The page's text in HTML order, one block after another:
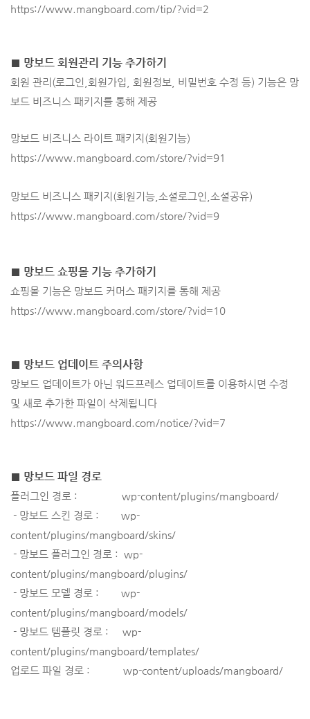
https://www.mangboard.com/tip/?vid=2
■ 망보드 회원관리 기능 추가하기
회원 관리(로그인,회원가입, 회원정보, 비밀번호 수정 등) 기능은 망
보드 비즈니스 패키지를 통해 제공
망보드 비즈니스 라이트 패키지(회원기능)
https://www.mangboard.com/store/?vid=91
망보드 비즈니스 패키지(회원기능,소셜로그인,소셜공유)
https://www.mangboard.com/store/?vid=9
■ 망보드 쇼핑몰 기능 추가하기
쇼핑몰 기능은 망보드 커머스 패키지를 통해 제공
https://www.mangboard.com/store/?vid=10
■ 망보드 업데이트 주의사항
망보드 업데이트가 아닌 워드프레스 업데이트를 이용하시면 수정
및 새로 추가한 파일이 삭제됩니다
https://www.mangboard.com/notice/?vid=7
■ 망보드 파일 경로
플러그인 경로 : wp-content/plugins/mangboard/
- 망보드 스킨 경로 : wp-
content/plugins/mangboard/skins/
- 망보드 플러그인 경로 : wp-
content/plugins/mangboard/plugins/
- 망보드 모델 경로 : wp-
content/plugins/mangboard/models/
- 망보드 템플릿 경로 : wp-
content/plugins/mangboard/templates/
업로드 파일 경로 : wp-content/uploads/mangboard/